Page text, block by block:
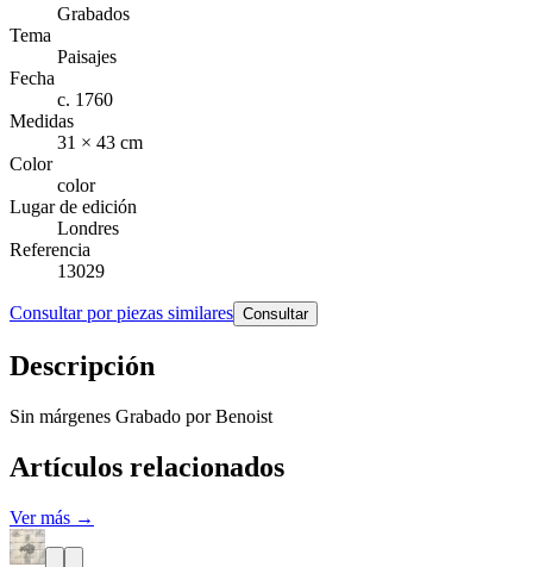
Grabados
Tema
Paisajes
Fecha
c. 1760
Medidas
31 × 43 cm
Color
color
Lugar de edición
Londres
Referencia
13029
Consultar por piezas similares Consultar
Descripción
Sin márgenes Grabado por Benoist
Artículos relacionados
Ver más →